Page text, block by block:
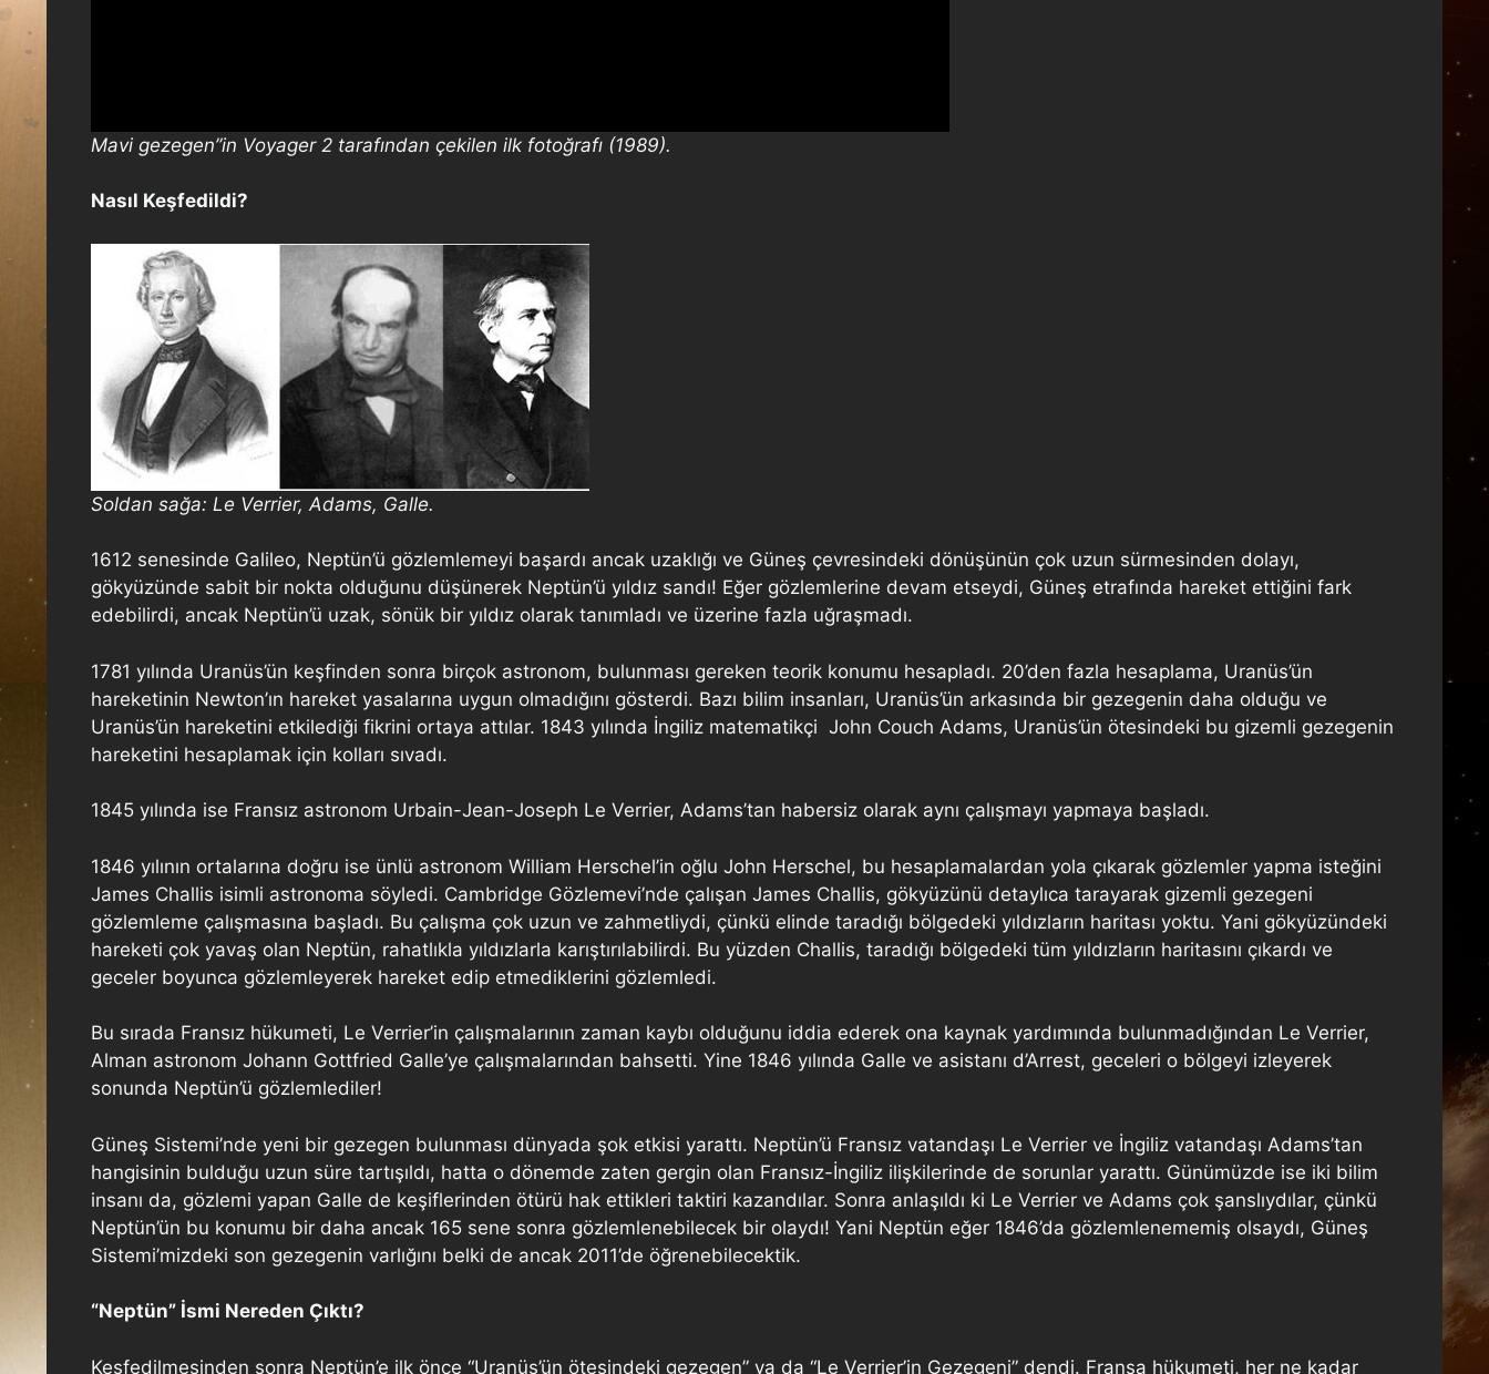
Mavi gezegen”in Voyager 2 tarafından çekilen ilk fotoğrafı (1989).
Nasıl Keşfedildi?
Soldan sağa: Le Verrier, Adams, Galle.
1612 senesinde Galileo, Neptün’ü gözlemlemeyi başardı ancak uzaklığı ve Güneş çevresindeki dönüşünün çok uzun sürmesinden dolayı,
gökyüzünde sabit bir nokta olduğunu düşünerek Neptün’ü yıldız sandı! Eğer gözlemlerine devam etseydi, Güneş etrafında hareket ettiğini fark
edebilirdi, ancak Neptün’ü uzak, sönük bir yıldız olarak tanımladı ve üzerine fazla uğraşmadı.
1781 yılında Uranüs’ün keşfinden sonra birçok astronom, bulunması gereken teorik konumu hesapladı. 20’den fazla hesaplama, Uranüs’ün
hareketinin Newton’ın hareket yasalarına uygun olmadığını gösterdi. Bazı bilim insanları, Uranüs’ün arkasında bir gezegenin daha olduğu ve
Uranüs’ün hareketini etkilediği fikrini ortaya attılar. 1843 yılında İngiliz matematikçi John Couch Adams, Uranüs’ün ötesindeki bu gizemli gezegenin
hareketini hesaplamak için kolları sıvadı.
1845 yılında ise Fransız astronom Urbain-Jean-Joseph Le Verrier, Adams’tan habersiz olarak aynı çalışmayı yapmaya başladı.
1846 yılının ortalarına doğru ise ünlü astronom William Herschel’in oğlu John Herschel, bu hesaplamalardan yola çıkarak gözlemler yapma isteğini
James Challis isimli astronoma söyledi. Cambridge Gözlemevi’nde çalışan James Challis, gökyüzünü detaylıca tarayarak gizemli gezegeni
gözlemleme çalışmasına başladı. Bu çalışma çok uzun ve zahmetliydi, çünkü elinde taradığı bölgedeki yıldızların haritası yoktu. Yani gökyüzündeki
hareketi çok yavaş olan Neptün, rahatlıkla yıldızlarla karıştırılabilirdi. Bu yüzden Challis, taradığı bölgedeki tüm yıldızların haritasını çıkardı ve
geceler boyunca gözlemleyerek hareket edip etmediklerini gözlemledi.
Bu sırada Fransız hükumeti, Le Verrier’in çalışmalarının zaman kaybı olduğunu iddia ederek ona kaynak yardımında bulunmadığından Le Verrier,
Alman astronom Johann Gottfried Galle’ye çalışmalarından bahsetti. Yine 1846 yılında Galle ve asistanı d’Arrest, geceleri o bölgeyi izleyerek
sonunda Neptün’ü gözlemlediler!
Güneş Sistemi’nde yeni bir gezegen bulunması dünyada şok etkisi yarattı. Neptün’ü Fransız vatandaşı Le Verrier ve İngiliz vatandaşı Adams’tan
hangisinin bulduğu uzun süre tartışıldı, hatta o dönemde zaten gergin olan Fransız-İngiliz ilişkilerinde de sorunlar yarattı. Günümüzde ise iki bilim
insanı da, gözlemi yapan Galle de keşiflerinden ötürü hak ettikleri taktiri kazandılar. Sonra anlaşıldı ki Le Verrier ve Adams çok şanslıydılar, çünkü
Neptün’ün bu konumu bir daha ancak 165 sene sonra gözlemlenebilecek bir olaydı! Yani Neptün eğer 1846’da gözlemlenememiş olsaydı, Güneş
Sistemi’mizdeki son gezegenin varlığını belki de ancak 2011’de öğrenebilecektik.
“Neptün” İsmi Nereden Çıktı?
Keşfedilmesinden sonra Neptün’e ilk önce “Uranüs’ün ötesindeki gezegen” ya da “Le Verrier’in Gezegeni” dendi. Fransa hükumeti, her ne kadar